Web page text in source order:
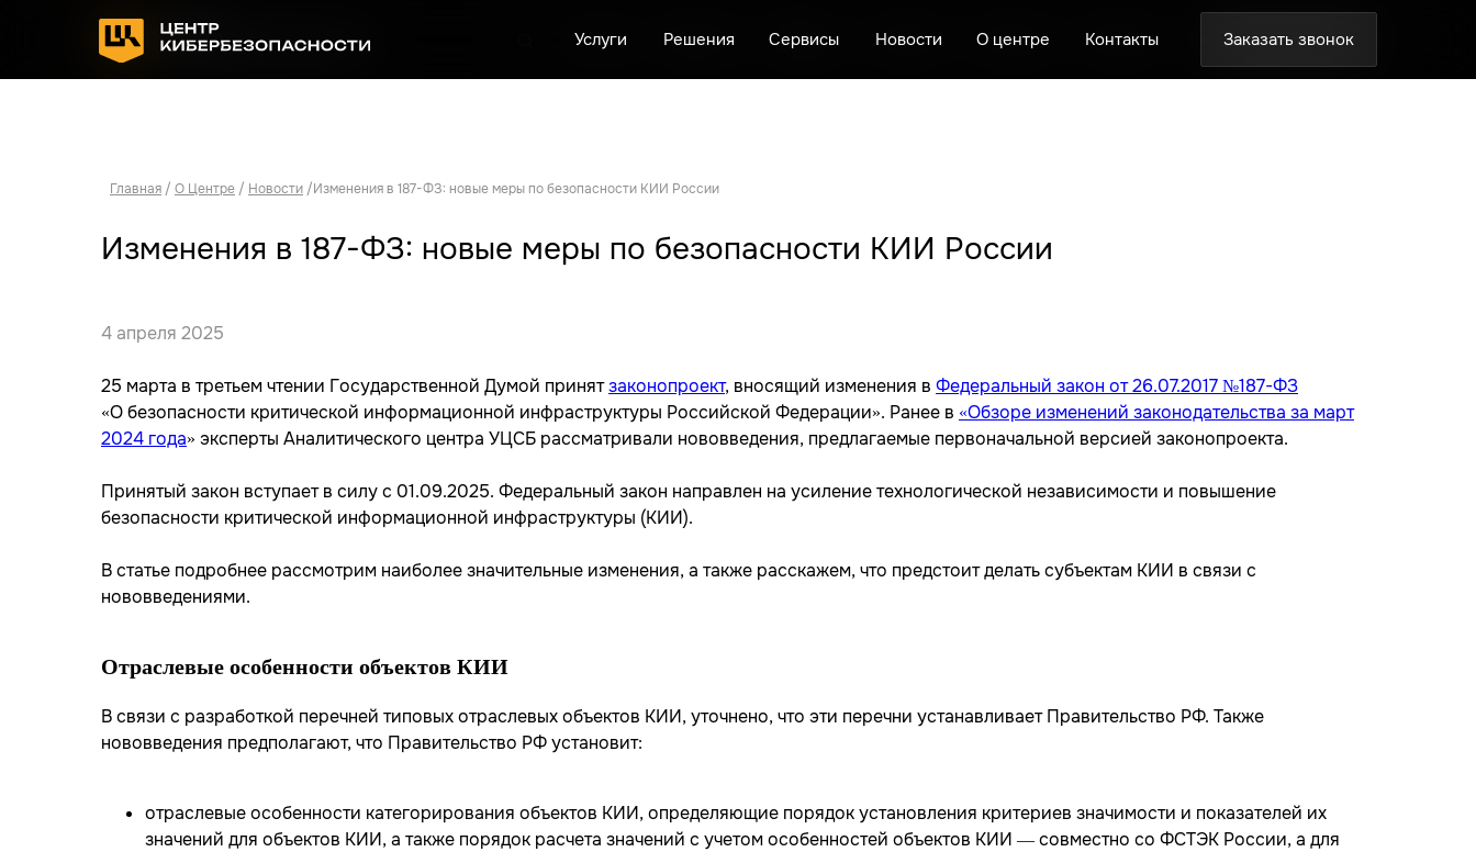
Заказать звонок
Контакты
О центре
Сервисы Новости
Решения Заказать звонок
Контакты
О центре
Сервисы Новости
Решения Заказать звонок
Контакты
О центре
Сервисы Новости
Решения
Главная / О Центре / Новости /Изменения в 187-ФЗ: новые меры по безопасности КИИ России
Изменения в 187-ФЗ: новые меры по безопасности КИИ России
4 апреля 2025
25 марта в третьем чтении Государственной Думой принятзаконопроект, вносящий изменения в Федеральный закон от 26.07.2017 №187-ФЗ
«О безопасности критической информационной инфраструктуры Российской Федерации». Ранее в «Обзоре изменений законодательства за март
2024 года» эксперты Аналитического центра УЦСБ рассматривали нововведения, предлагаемые первоначальной версией законопроекта.
Принятый закон вступает в силу с 01.09.2025. Федеральный закон направлен на усиление технологической независимости и повышение
безопасности критической информационной инфраструктуры (КИИ).
В статье подробнее рассмотрим наиболее значительные изменения, а также расскажем, что предстоит делать субъектам КИИ в связи с
нововведениями.
Отраслевые особенности объектов КИИ
В связи с разработкой перечней типовых отраслевых объектов КИИ, уточнено, что эти перечни устанавливает Правительство РФ. Также
нововведения предполагают, что Правительство РФ установит:
отраслевые особенности категорирования объектов КИИ, определяющие порядок установления критериев значимости и показателей их
значений для объектов КИИ, а также порядок расчета значений с учетом особенностей объектов КИИ — совместно со ФСТЭК России, а для